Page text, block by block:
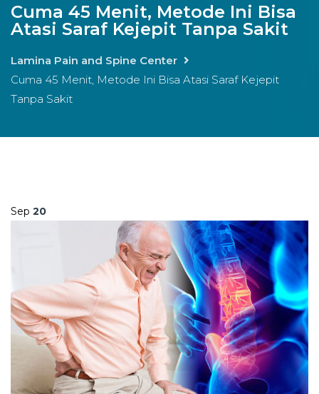
Cuma 45 Menit, Metode Ini Bisa
Atasi Saraf Kejepit Tanpa Sakit
Lamina Pain and Spine Center
Cuma 45 Menit, Metode Ini Bisa Atasi Saraf Kejepit
Tanpa Sakit
Sep 20